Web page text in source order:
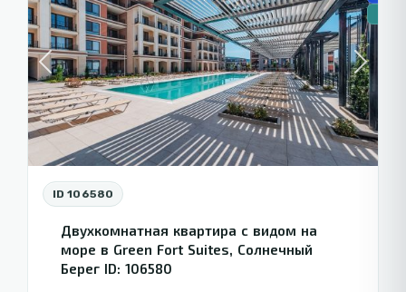
Previous Next
ID 106580
Двухкомнатная квартира с видом на
море в Green Fort Suites, Солнечный
Берег ID: 106580